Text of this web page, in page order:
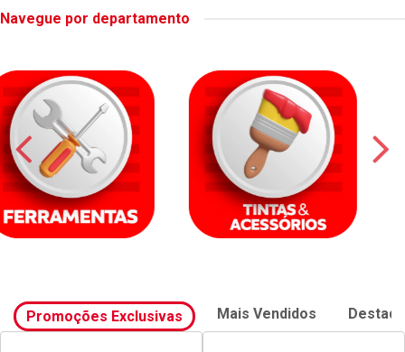
Navegue por departamento
Promoções Exclusivas Mais Vendidos